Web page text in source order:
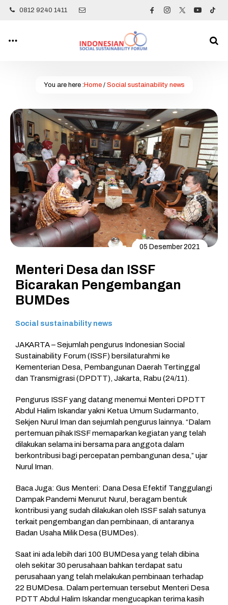
0812 9240 1411
You are here : Home/ Social sustainability news
05 Desember 2021
Menteri Desa dan ISSF
Bicarakan Pengembangan
BUMDes
Social sustainability news
JAKARTA – Sejumlah pengurus Indonesian Social
Sustainability Forum (ISSF) bersilaturahmi ke
Kementerian Desa, Pembangunan Daerah Tertinggal
dan Transmigrasi (DPDTT), Jakarta, Rabu (24/11).
Pengurus ISSF yang datang menemui Menteri DPDTT
Abdul Halim Iskandar yakni Ketua Umum Sudarmanto,
Sekjen Nurul Iman dan sejumlah pengurus lainnya. “Dalam
pertemuan pihak ISSF memaparkan kegiatan yang telah
dilakukan selama ini bersama para anggota dalam
berkontribusi bagi percepatan pembangunan desa,” ujar
Nurul Iman.
Baca Juga: Gus Menteri: Dana Desa Efektif Tanggulangi
Dampak Pandemi Menurut Nurul, beragam bentuk
kontribusi yang sudah dilakukan oleh ISSF salah satunya
terkait pengembangan dan pembinaan, di antaranya
Badan Usaha Milik Desa (BUMDes).
Saat ini ada lebih dari 100 BUMDesa yang telah dibina
oleh sekitar 30 perusahaan bahkan terdapat satu
perusahaan yang telah melakukan pembinaan terhadap
22 BUMDesa. Dalam pertemuan tersebut Menteri Desa
PDTT Abdul Halim Iskandar mengucapkan terima kasih